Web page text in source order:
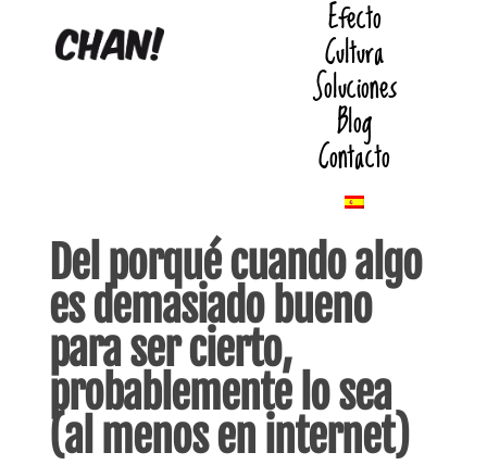
Efecto
Cultura
Soluciones
Blog
Contacto
Del porqué cuando algo
es demasiado bueno
para ser cierto,
probablemente lo sea
(al menos en internet)